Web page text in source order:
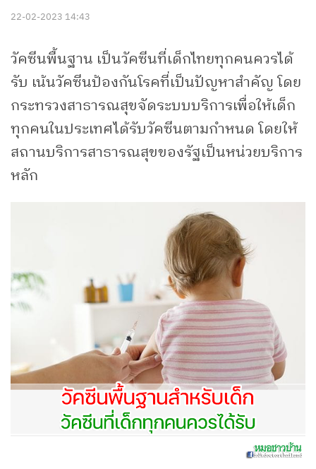
22-02-2023 14:43
วัคซีนพื้นฐาน เป็นวัคซีนที่เด็กไทยทุกคนควรได้
รับ เน้นวัคซีนป้องกันโรคที่เป็นปัญหาสำคัญ โดย
กระทรวงสาธารณสุขจัดระบบบริการเพื่อให้เด็ก
ทุกคนในประเทศได้รับวัคซีนตามกำหนด โดยให้
สถานบริการสาธารณสุขของรัฐเป็นหน่วยบริการ
หลัก